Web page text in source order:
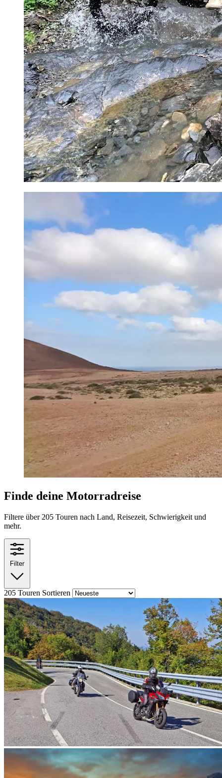
Finde deine Motorradreise
Filtere über 205 Touren nach Land, Reisezeit, Schwierigkeit und
mehr.
Filter
205 Touren Sortieren